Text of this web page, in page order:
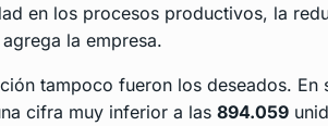
en los procesos productivos, la
la empresa.
tampoco fueron los deseados. En
cifra muy inferior a las 894.059